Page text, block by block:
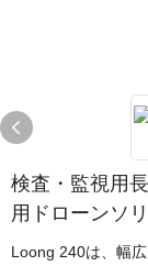
検査・監視用
用ドローンソ
Loong 240は、幅